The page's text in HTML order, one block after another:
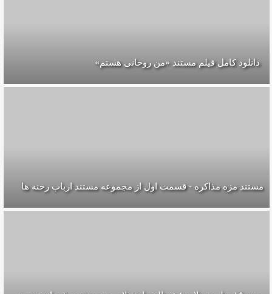
دانلود کامل فیلم مستند «من روحانی هستم»
مستند مزه مذاکره - قسمت اول از مجموعه مستند ارباب رخنه ها